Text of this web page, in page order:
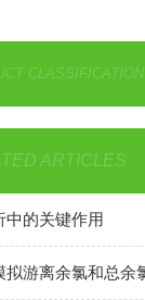
CLASSIFICATION
ARTICLES
中的关键作用